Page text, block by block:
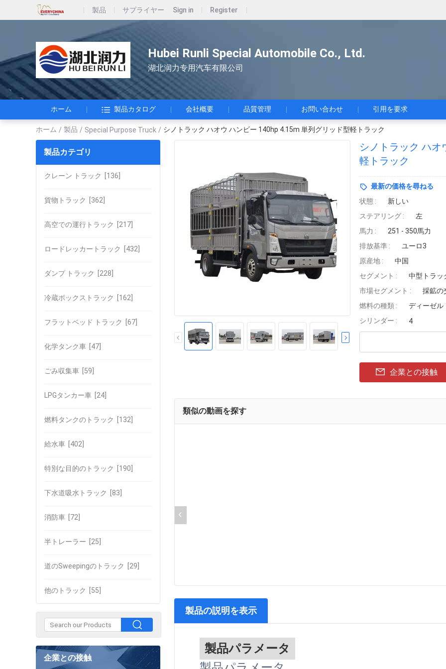
製品 サプライヤー Sign in Register
Hubei Runli Special Automobile Co., Ltd.
湖北润力专用汽车有限公司
ホーム 製品カタログ 会社概要 品質管理 お問い合わせ 引用を要求
ホーム / 製品 / Special Purpose Truck / シノトラック ハオウ ハンビー 140hp 4.15m 単列グリッド型軽トラック
製品カテゴリ
クレーン トラック [136]
貨物トラック [362]
高空での運行トラック [217]
ロードレッカートラック [432]
ダンプ トラック [228]
冷蔵ボックストラック [162]
フラットベッド トラック [67]
化学タンク車 [47]
ごみ収集車 [59]
LPGタンカー車 [24]
燃料タンクのトラック [132]
給水車 [402]
特別な目的のトラック [190]
下水道吸水トラック [83]
消防車 [72]
半トレーラー [25]
道のSweepingのトラック [29]
他のトラック [55]
企業との接触
シノトラック ハオ
軽トラック
最新の価格を尋ねる
状態 :
新しい
ステアリング :
左
馬力 :
251 - 350馬力
排放基準 :
ユーロ3
原産地 :
中国
セグメント :
中型トラッ
市場セグメント :
採鉱の
燃料の種類 :
ディーゼル
シリンダー :
4
企業との接触
類似の動画を探す
製品の説明を表示
製品パラメータ